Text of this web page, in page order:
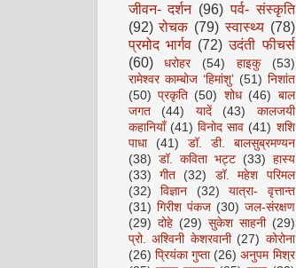
जीवन- दर्शन (96) पर्व- संस्कृति
(92) रोचक (79) स्वास्थ्य (78)
प्रमोद भार्गव (72) उदंती फीचर्स
(60)
धरोहर (54) हाइकु
(53)
रामेश्वर काम्बोज ‘हिमांशु’ (51) निशांत
(50) प्रकृति (50) शोध (46) बाल
जगत
(44) यादें (43)
कालजयी
कहानियाँ (41) विनोद साव (41) शशि
पाधा
(41)
डॉ. डी. बालसुब्रमण्यन
(38) डॉ. कविता भट्ट (33) हास्य
(33)
गीत (32)
डॉ. महेश परिमल
(32)
विज्ञान (32)
यात्रा- वृत्तान्त
(31) गिरीश पंकज (30) जल-संरक्षण
(29) दोहे (29) सुकेश साहनी (29)
प्रो. अश्विनी केशरवानी (27) कोरोना
(26) प्रियंका गुप्ता (26) अनुपम मिश्र